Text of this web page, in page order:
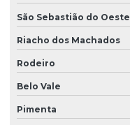
São Sebastião do Oeste
Riacho dos Machados
Rodeiro
Belo Vale
Pimenta